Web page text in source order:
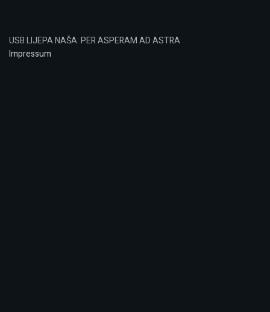
USB LIJEPA NAŠA: PER ASPERAM AD ASTRA
Impressum